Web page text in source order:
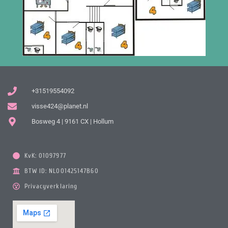
+31519554092
visse424@planet.nl
Bosweg 4 | 9161 CX | Hollum
KvK: 01097977
BTW ID: NL001425147B60
Privacyverklaring